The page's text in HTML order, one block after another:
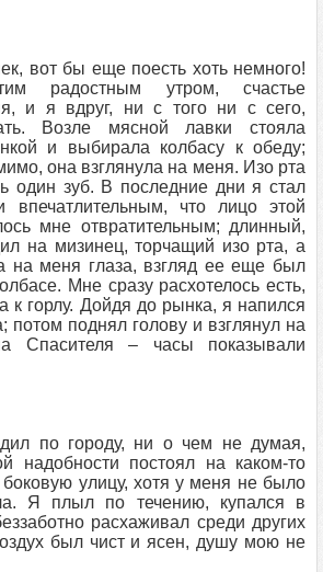
вот бы еще поесть хоть немного!
радостным утром, счастье
и я вдруг, ни с того ни с сего,
Возле мясной лавки стояла
и выбирала колбасу к обеду;
она взглянула на меня. Изо рта
один зуб. В последние дни я стал
что лицо этой
мне отвратительным; длинный,
на мизинец, торчащий изо рта, а
на меня глаза, взгляд ее еще был
Мне сразу расхотелось есть,
к горлу. Дойдя до рынка, я напился
потом поднял голову и взглянул на
Спасителя – часы показывали
по городу, ни о чем не думая,
надобности постоял на каком-то
боковую улицу, хотя у меня не было
Я плыл по течению, купался в
расхаживал среди других
был чист и ясен, душу мою не